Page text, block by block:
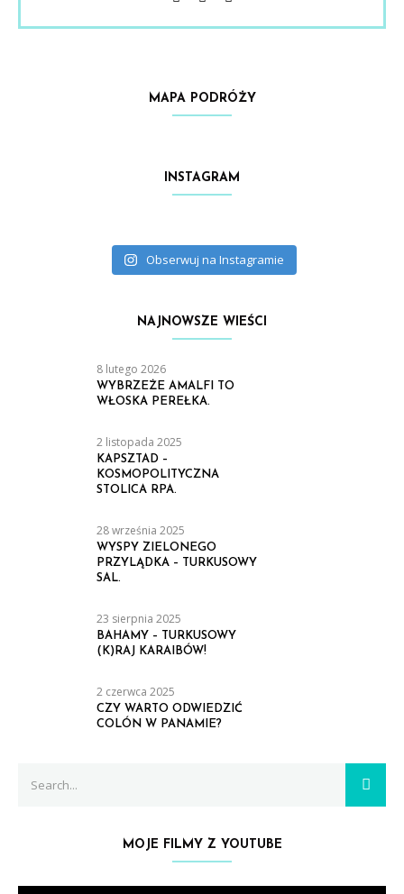
MAPA PODRÓŻY
INSTAGRAM
Obserwuj na Instagramie
NAJNOWSZE WIEŚCI
8 lutego 2026
WYBRZEŻE AMALFI TO
WŁOSKA PEREŁKA.
2 listopada 2025
KAPSZTAD –
KOSMOPOLITYCZNA
STOLICA RPA.
28 września 2025
WYSPY ZIELONEGO
PRZYLĄDKA – TURKUSOWY
SAL.
23 sierpnia 2025
BAHAMY – TURKUSOWY
(K)RAJ KARAIBÓW!
2 czerwca 2025
CZY WARTO ODWIEDZIĆ
COLÓN W PANAMIE?
for:
MOJE FILMY Z YOUTUBE